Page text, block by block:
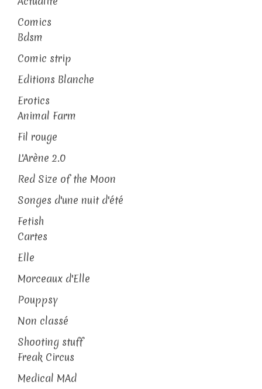
Comics
Bdsm
Comic strip
Editions Blanche
Erotics
Animal Farm
Fil rouge
L'Arène 2.0
Red Size of the Moon
Songes d'une nuit d'été
Fetish
Cartes
Elle
Morceaux d'Elle
Pouppsy
Non classé
Shooting stuff
Freak Circus
Medical MAd